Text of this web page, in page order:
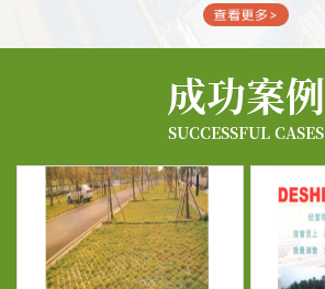
成功案例
SUCCESSFUL CASES